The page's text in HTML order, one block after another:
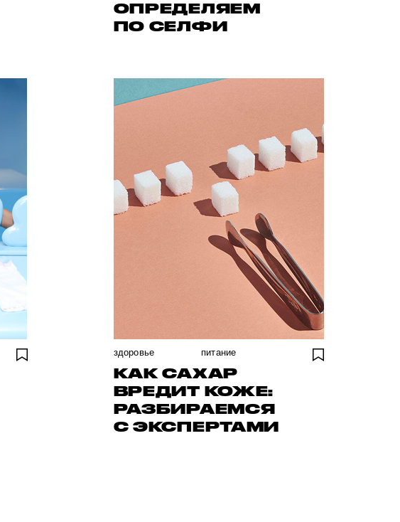
ОПРЕДЕЛЯЕМ
ПО СЕЛФИ
здоровье питание
КАК САХАР
ВРЕДИТ КОЖЕ:
РАЗБИРАЕМСЯ
С ЭКСПЕРТАМИ